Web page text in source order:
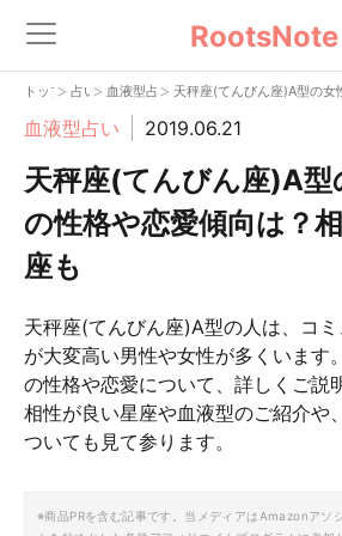
RootsNote
トップ> 占い> 血液型占い
> 天秤座(てんびん座)A型の
血液型占い 2019.06.21
天秤座(てんびん座)A型
の性格や恋愛傾向は？
座も
天秤座(てんびん座)A型の人は、コ
が大変高い男性や女性が多くいます
の性格や恋愛について、詳しくご説
相性が良い星座や血液型のご紹介や
ついても見て参ります。
※商品PRを含む記事です。当メディアはAmazonアソ